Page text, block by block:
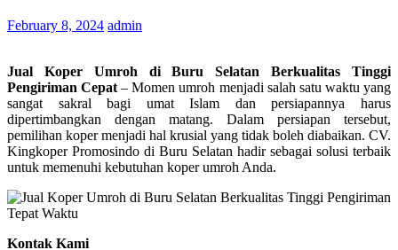
February 8, 2024 admin
Jual Koper Umroh di Buru Selatan Berkualitas Tinggi
Pengiriman Cepat – Momen umroh menjadi salah satu waktu yang
sangat sakral bagi umat Islam dan persiapannya harus
dipertimbangkan dengan matang. Dalam persiapan tersebut,
pemilihan koper menjadi hal krusial yang tidak boleh diabaikan. CV.
Kingkoper Promosindo di Buru Selatan hadir sebagai solusi terbaik
untuk memenuhi kebutuhan koper umroh Anda.
Kontak Kami